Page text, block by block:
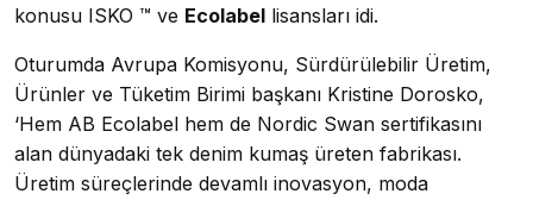
konusu ISKO ™ ve Ecolabel lisansları idi.
Oturumda Avrupa Komisyonu, Sürdürülebilir Üretim,
Ürünler ve Tüketim Birimi başkanı Kristine Dorosko,
‘Hem AB Ecolabel hem de Nordic Swan sertifikasını
alan dünyadaki tek denim kumaş üreten fabrikası.
Üretim süreçlerinde devamlı inovasyon, moda